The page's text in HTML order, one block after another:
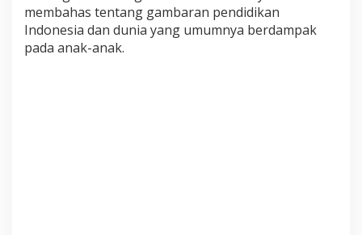
a
U
membahas tentang gambaran pendidikan
Indonesia dan dunia yang umumnya berdampak
pada anak-anak.